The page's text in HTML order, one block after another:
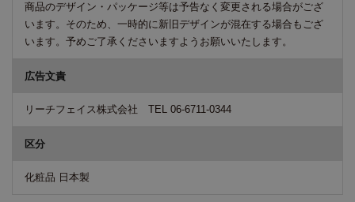
商品のデザイン・パッケージ等は予告なく変更される場合がござ
います。そのため、一時的に新旧デザインが混在する場合もござ
います。予めご了承くださいますようお願いいたします。
広告文責
リーチフェイス株式会社 TEL 06-6711-0344
区分
化粧品 日本製